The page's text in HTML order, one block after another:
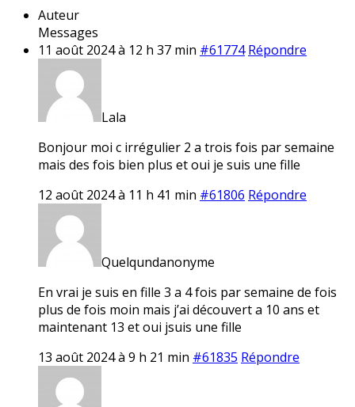
Auteur
Messages
11 août 2024 à 12 h 37 min #61774 Répondre
Lala
Bonjour moi c irrégulier 2 a trois fois par semaine
mais des fois bien plus et oui je suis une fille
12 août 2024 à 11 h 41 min #61806 Répondre
Quelqundanonyme
En vrai je suis en fille 3 a 4 fois par semaine de fois
plus de fois moin mais j’ai découvert a 10 ans et
maintenant 13 et oui jsuis une fille
13 août 2024 à 9 h 21 min #61835 Répondre